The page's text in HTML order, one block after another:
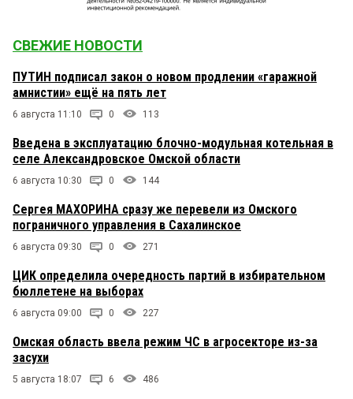
СВЕЖИЕ НОВОСТИ
ПУТИН подписал закон о новом продлении «гаражной
амнистии» ещё на пять лет
6 августа 11:10 0 113
Введена в эксплуатацию блочно-модульная котельная в
селе Александровское Омской области
6 августа 10:30 0 144
Сергея МАХОРИНА сразу же перевели из Омского
пограничного управления в Сахалинское
6 августа 09:30 0 271
ЦИК определила очередность партий в избирательном
бюллетене на выборах
6 августа 09:00 0 227
Омская область ввела режим ЧС в агросекторе из-за
засухи
5 августа 18:07 6 486